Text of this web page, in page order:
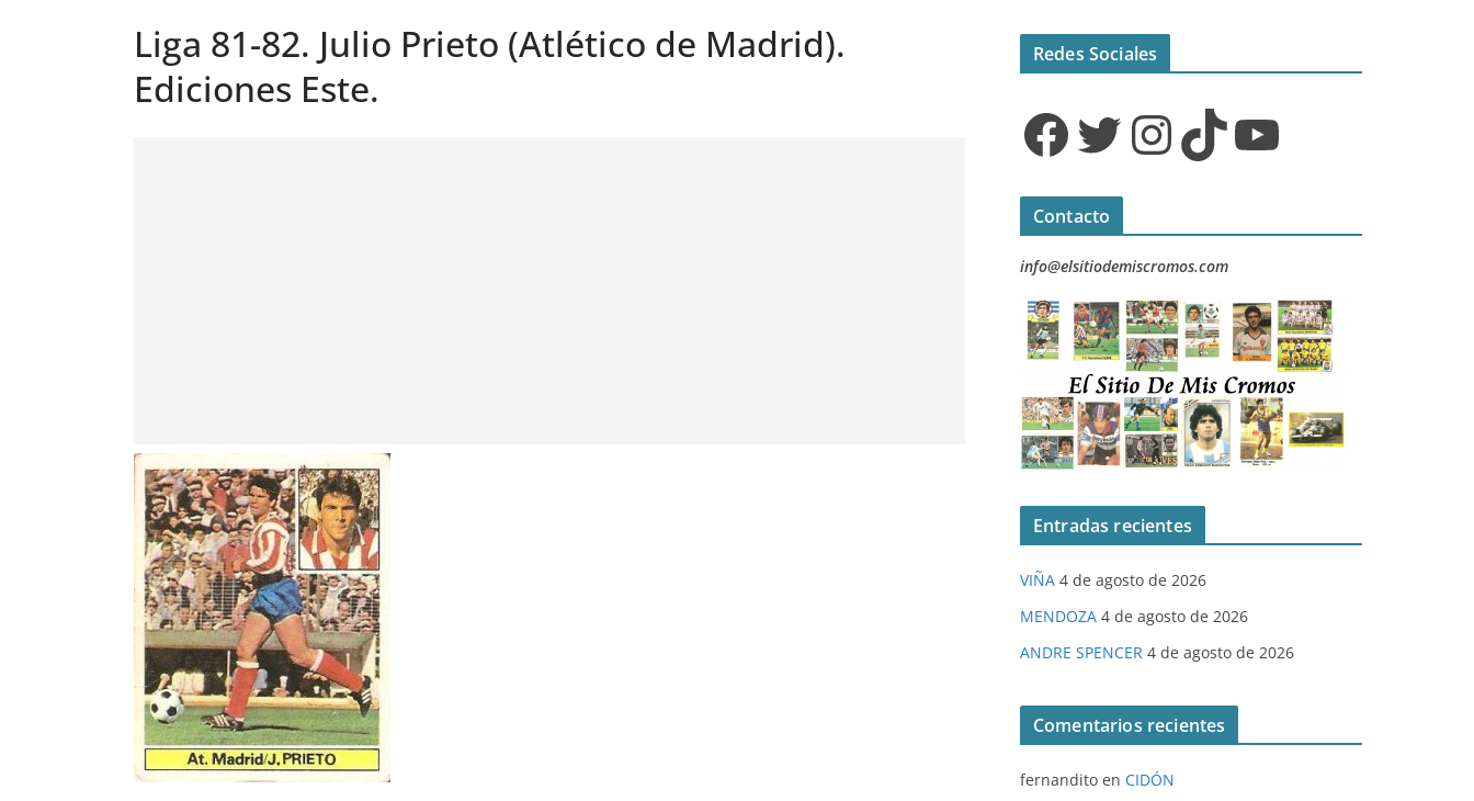
Liga 81-82. Julio Prieto (Atlético de Madrid).
Ediciones Este.
Redes Sociales
Facebook Twitter InstagramTikTok YouTube
Contacto
info@elsitiodemiscromos.com
Entradas recientes
VIÑA 4 de agosto de 2026
MENDOZA 4 de agosto de 2026
ANDRE SPENCER 4 de agosto de 2026
Comentarios recientes
fernandito en CIDÓN